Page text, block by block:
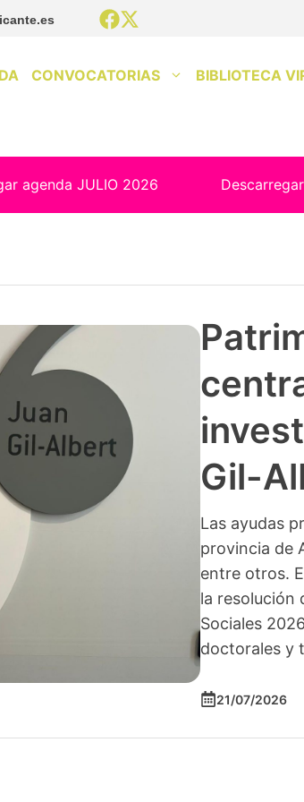
CONVOCATORIAS BIBLIOTECA
agenda JULIO 2026
Gil-
Las ayudas
provincia de
entre otros.
la resolución
Sociales
doctorales y
21/07/2026